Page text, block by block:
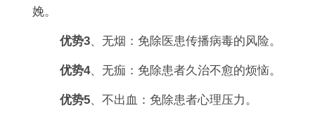
娩。
优势3、无烟：免除医患传播病毒的风险。
优势4、无痂：免除患者久治不愈的烦恼。
优势5、不出血：免除患者心理压力。